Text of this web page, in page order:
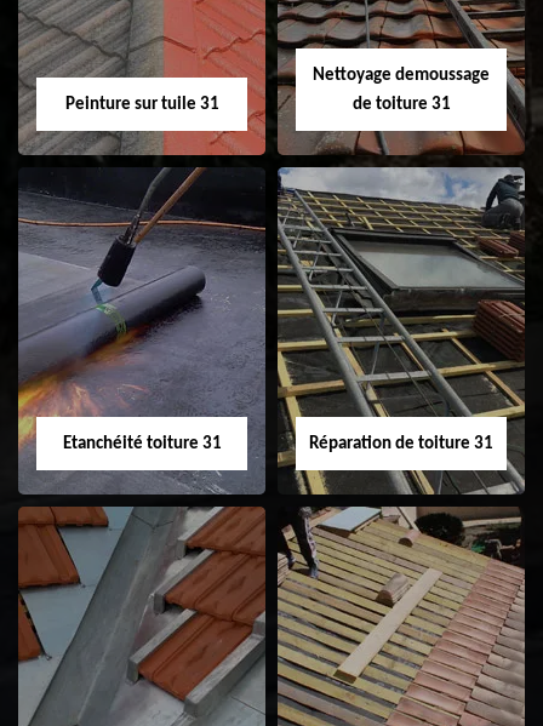
façade 31
Peinture sur tuile 31
Peinture sur tuile
31
Nettoyage demoussage
de toiture 31
Nettoyage
demoussage de
toiture 31
Etanchéité toiture 31
Etanchéité toiture
31
Réparation de toiture 31
Réparation de
toiture 31